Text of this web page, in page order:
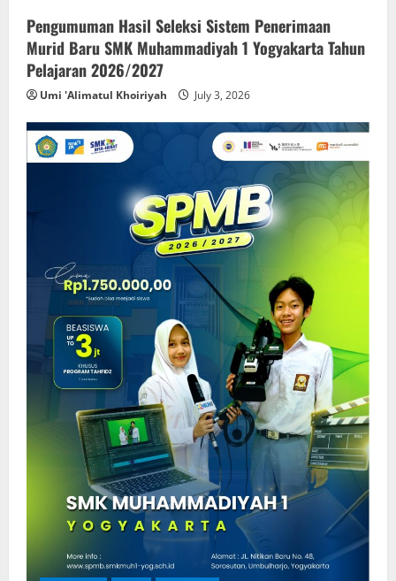
Pengumuman Hasil Seleksi Sistem Penerimaan
Murid Baru SMK Muhammadiyah 1 Yogyakarta Tahun
Pelajaran 2026/2027
Umi 'Alimatul Khoiriyah July 3, 2026